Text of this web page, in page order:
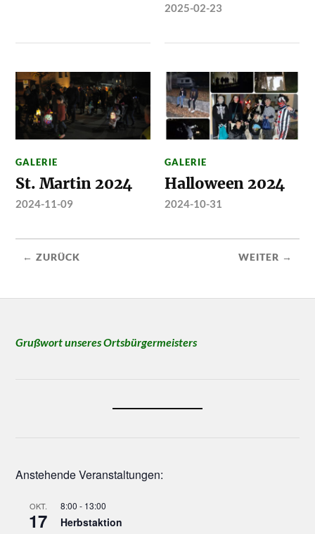
2025-02-23
GALERIE
St. Martin 2024
2024-11-09
GALERIE
Halloween 2024
2024-10-31
← ZURÜCK WEITER →
Grußwort unseres Ortsbürgermeisters
Anstehende Veranstaltungen:
OKT.
17
8:00 - 13:00
Herbstaktion